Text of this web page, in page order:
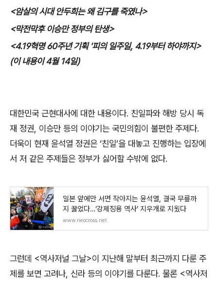
<암살의 시대 안두희는 왜 김구를 죽였나>
<막전막후 이승만 정부의 탄생>
<4.19혁명60주년 기획'피의 일주일, 4.19부터 하야까지>
(이 내용이4월14일)
대한민국 근현대사에 대한 내용이다. 친일파와 해방 당시 독
재 정권 이승만 등의 이야기는 국민의힘이 불편한 주제다.
더욱이 현재 윤석열 정권은 ‘친일’을 대놓고 진행하는 입장에
서 저 같은 주제들은 정부가 싫어할 수밖에 없다.
일본 앞에만 서면 작아지는 윤석열, 결국 무릎까
지 꿇었다…‘강제징용 역사’ 지우개로 지웠다
www.neocross.net
그런데 <역사저널 그날>이 지난해 말부터 최근까지 다룬 주
제를 보면 고려나, 신라 등의 이야기를 다룬다. 물론 <역사저